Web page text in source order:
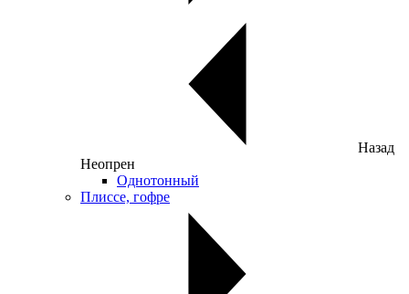
Назад
Неопрен
Однотонный
Плиссе, гофре